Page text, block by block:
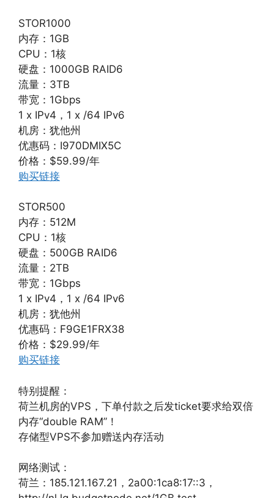
STOR1000
内存：1GB
CPU：1核
硬盘：1000GB RAID6
流量：3TB
带宽：1Gbps
1 x IPv4，1 x /64 IPv6
机房：犹他州
优惠码：I970DMIX5C
价格：$59.99/年
购买链接
STOR500
内存：512M
CPU：1核
硬盘：500GB RAID6
流量：2TB
带宽：1Gbps
1 x IPv4，1 x /64 IPv6
机房：犹他州
优惠码：F9GE1FRX38
价格：$29.99/年
购买链接
特别提醒：
荷兰机房的VPS，下单付款之后发ticket要求给双倍
内存“double RAM”！
存储型VPS不参加赠送内存活动
网络测试：
荷兰：185.121.167.21，2a00:1ca8:17::3，